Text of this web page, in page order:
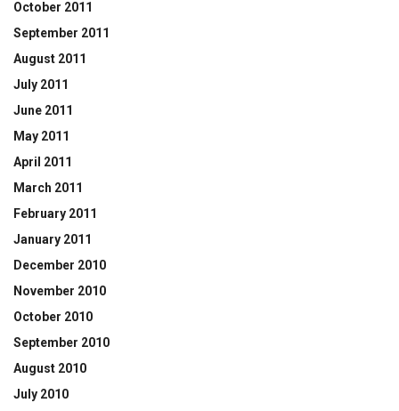
October 2011
September 2011
August 2011
July 2011
June 2011
May 2011
April 2011
March 2011
February 2011
January 2011
December 2010
November 2010
October 2010
September 2010
August 2010
July 2010